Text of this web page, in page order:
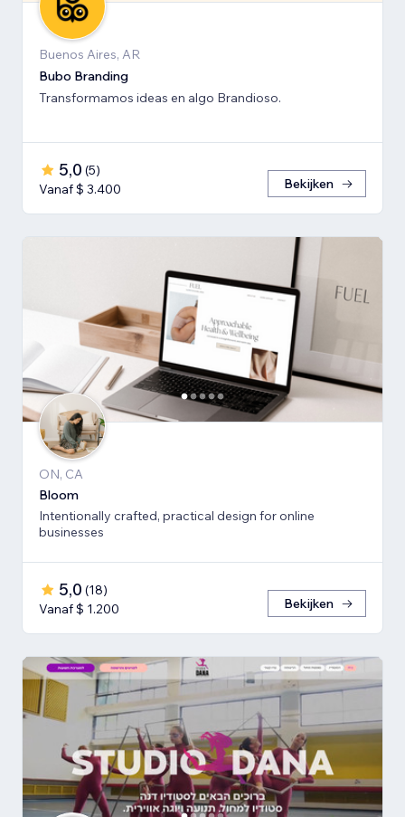
Buenos Aires, AR
Bubo Branding
Transformamos ideas en algo Brandioso.
5,0 (5)
Vanaf $ 3.400
Bekijken
ON, CA
Bloom
Intentionally crafted, practical design for online
businesses
5,0 (18)
Vanaf $ 1.200
Bekijken